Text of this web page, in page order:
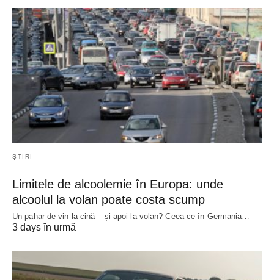
ȘTIRI
Limitele de alcoolemie în Europa: unde
alcoolul la volan poate costa scump
Un pahar de vin la cină – și apoi la volan? Ceea ce în Germania…
3 days în urmă